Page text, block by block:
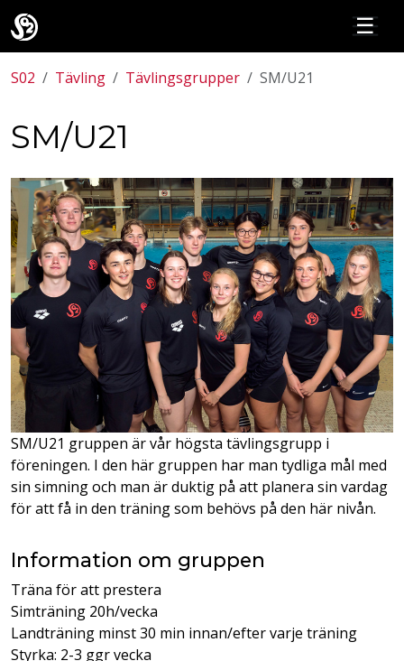
☰
S02 Tävling Tävlingsgrupper SM/U21
SM/U21
SM/U21 gruppen är vår högsta tävlingsgrupp i
föreningen. I den här gruppen har man tydliga mål med
sin simning och man är duktig på att planera sin vardag
för att få in den träning som behövs på den här nivån.
Information om gruppen
Träna för att prestera
Simträning 20h/vecka
Landträning minst 30 min innan/efter varje träning
Styrka: 2-3 ggr vecka